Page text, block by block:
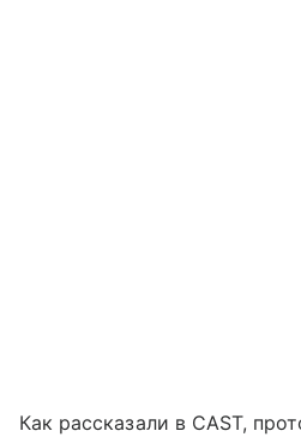
Как рассказали в CAST,